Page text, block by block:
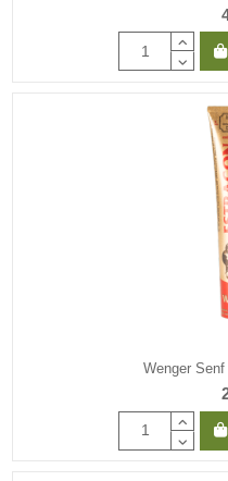
Wenger